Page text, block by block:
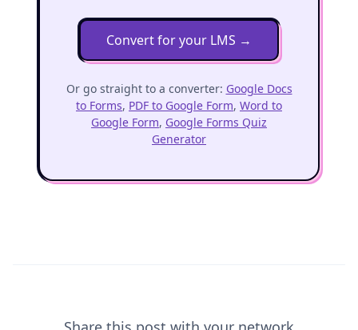
Convert for your LMS →
Or go straight to a converter: Google Docs
to Forms, PDF to Google Form, Word to
Google Form, Google Forms Quiz
Generator